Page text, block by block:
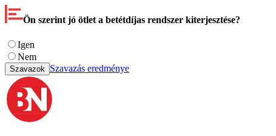
Ön szerint jó ötlet a betétdíjas rendszer kiterjesztése?
Igen
Nem
Szavazok Szavazás eredménye